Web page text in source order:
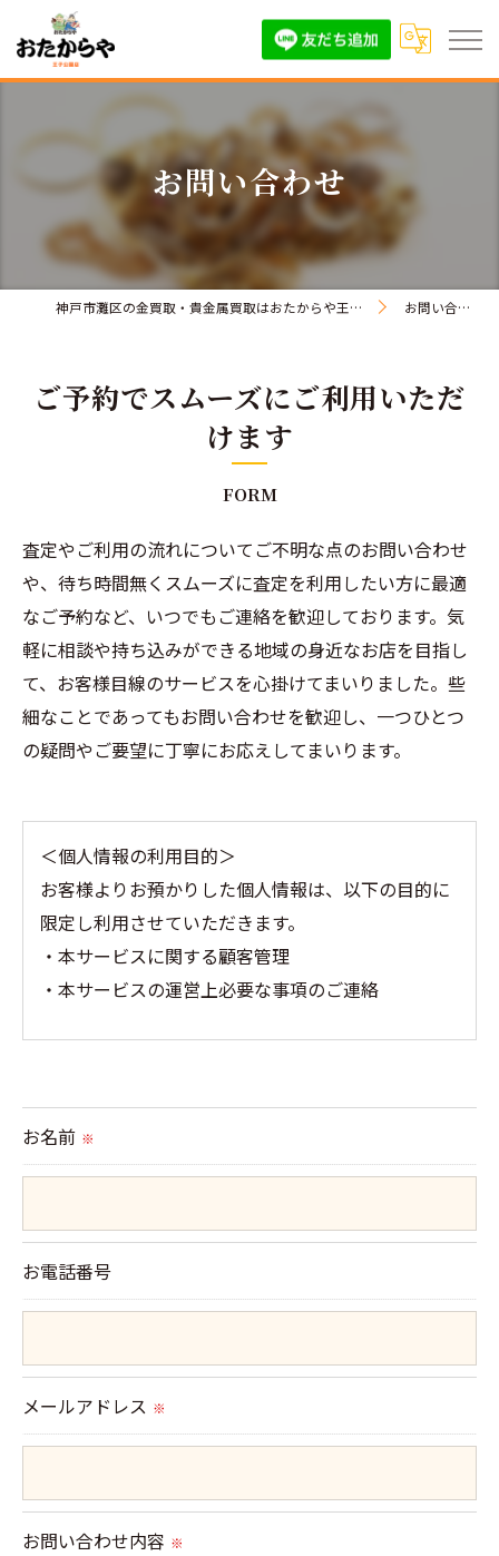
お問い合わせ
神戸市灘区の金買取・貴金属買取はおたからや王子公園店 お問い合わせ
ご予約でスムーズにご利用いただ
けます
FORM
査定やご利用の流れについてご不明な点のお問い合わせ
や、待ち時間無くスムーズに査定を利用したい方に最適
なご予約など、いつでもご連絡を歓迎しております。気
軽に相談や持ち込みができる地域の身近なお店を目指し
て、お客様目線のサービスを心掛けてまいりました。些
細なことであってもお問い合わせを歓迎し、一つひとつ
の疑問やご要望に丁寧にお応えしてまいります。
＜個人情報の利用目的＞
お客様よりお預かりした個人情報は、以下の目的に
限定し利用させていただきます。
・本サービスに関する顧客管理
・本サービスの運営上必要な事項のご連絡
られた場合を除き、
当社では、利用目的の達成に必要な範囲において、
お名前 ※
お電話番号
メールアドレス ※
お問い合わせ内容 ※